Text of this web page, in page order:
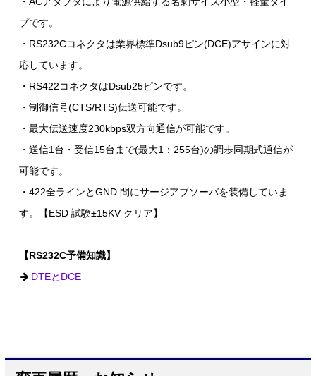
プです。
・RS232Cコネクタは業界標準Dsub9ピン(DCE)アサインに対
応しています。
・RS422コネクタはDsub25ピンです。
・制御信号(CTS/RTS)伝送可能です。
・最大伝送速度230kbps双方向通信が可能です。
・送信1台・受信15台まで(最大1：255台)の調歩同期式通信が
可能です。
・422全ラインとGND 間にサージアブソーバを装備していま
す。【ESD 試験±15KV クリア】
【RS232C予備知識】
DTEとDCE